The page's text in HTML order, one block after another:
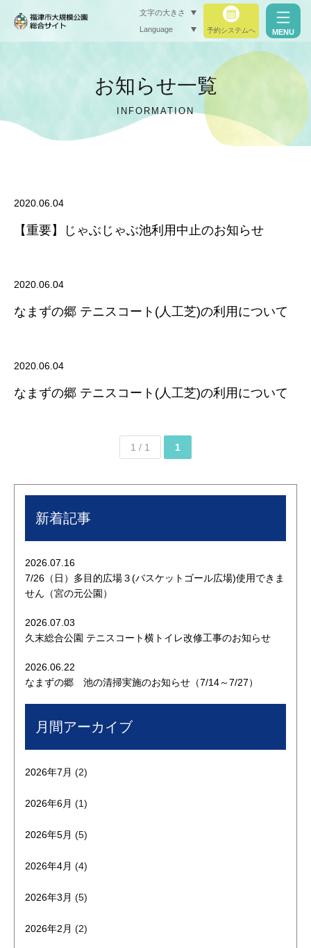
文字の大きさ
Language 予約システムへ MENU
お知らせ一覧
INFORMATION
2020.06.04
【重要】じゃぶじゃぶ池利用中止のお知らせ
2020.06.04
なまずの郷 テニスコート(人工芝)の利用について
2020.06.04
なまずの郷 テニスコート(人工芝)の利用について
1 / 1 1
新着記事
2026.07.16
7/26（日）多目的広場３(バスケットゴール広場)使用できま
せん（宮の元公園）
2026.07.03
久末総合公園 テニスコート横トイレ改修工事のお知らせ
2026.06.22
なまずの郷 池の清掃実施のお知らせ（7/14～7/27）
月間アーカイブ
2026年7月 (2)
2026年6月 (1)
2026年5月 (5)
2026年4月 (4)
2026年3月 (5)
2026年2月 (2)